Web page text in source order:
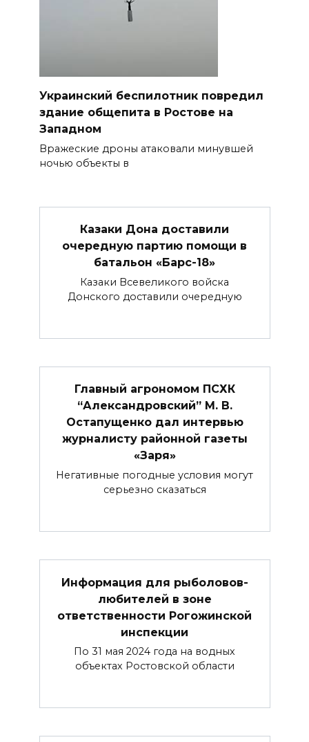
Украинский беспилотник повредил
здание общепита в Ростове на
Западном
Вражеские дроны атаковали минувшей
ночью объекты в
Казаки Дона доставили
очередную партию помощи в
батальон «Барс-18»
Казаки Всевеликого войска
Донского доставили очередную
Главный аг­рономом ПСХК
“Александровский” М. В.
Остапущенко дал интервью
журналисту районной газеты
«Заря»
Негативные погодные условия могут
серьезно сказаться
Информация для рыболовов-
любителей в зоне
ответственности Рогожинской
инспекции
По 31 мая 2024 года на водных
объектах Ростовской области